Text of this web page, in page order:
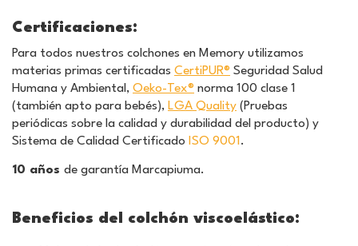
Certificaciones:
Para todos nuestros colchones en Memory utilizamos
materias primas certificadas CertiPUR® Seguridad Salud
Humana y Ambiental, Oeko-Tex® norma 100 clase 1
(también apto para bebés), LGA Quality (Pruebas
periódicas sobre la calidad y durabilidad del producto) y
Sistema de Calidad Certificado ISO 9001 .
10 años de garantía Marcapiuma.
Beneficios del colchón viscoelástico: